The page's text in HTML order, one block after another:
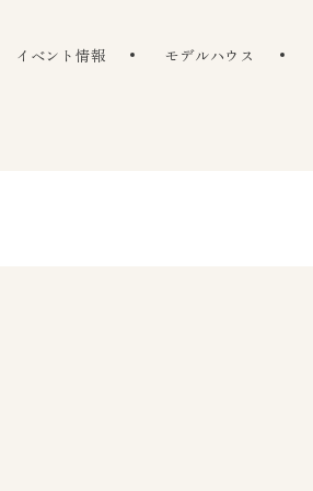
イベント情報 モデルハウス